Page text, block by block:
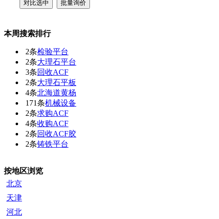
本周搜索排行
2条检验平台
2条大理石平台
3条回收ACF
2条大理石平板
4条北海道黄杨
171条机械设备
2条求购ACF
4条收购ACF
2条回收ACF胶
2条铸铁平台
按地区浏览
北京
天津
河北